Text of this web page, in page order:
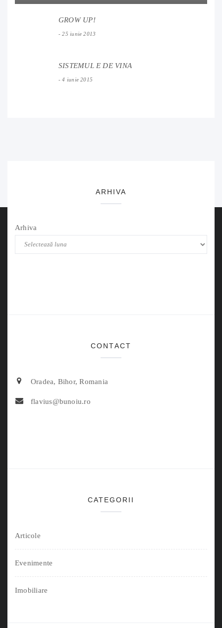
GROW UP!
25 iunie 2013
SISTEMUL E DE VINA
4 iunie 2015
ARHIVA
Arhiva
CONTACT
Oradea, Bihor, Romania
flavius@bunoiu.ro
CATEGORII
Articole
Evenimente
Imobiliare